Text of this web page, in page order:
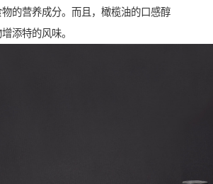
的营养成分。而且，橄榄油的口感醇
添特的风味。